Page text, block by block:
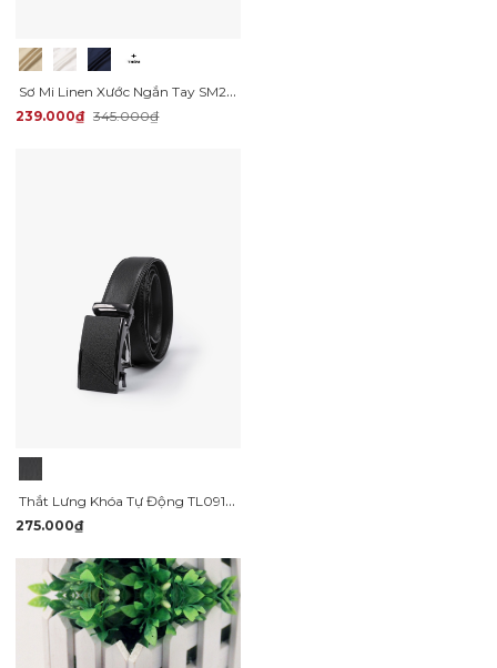
Sơ Mi Linen Xước Ngắn Tay SM203 Màu Be
239.000₫ 345.000₫
Thắt Lưng Khóa Tự Động TL091 Màu Đen
275.000₫